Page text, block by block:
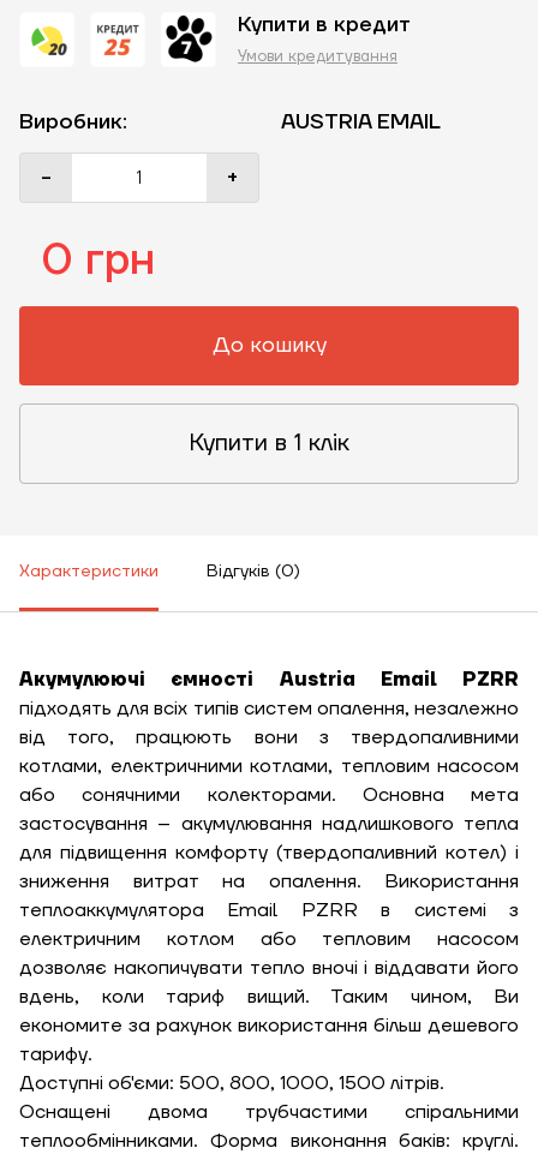
Купити в кредит
Умови кредитування
Виробник:
AUSTRIA EMAIL
-
+
0 грн
До кошику
Купити в 1 клік
Характеристики Відгуків (0)
Акумулюючі ємності Austria Email PZRR
підходять для всіх типів систем опалення, незалежно
від того, працюють вони з твердопаливними
котлами, електричними котлами, тепловим насосом
або сонячними колекторами. Основна мета
застосування – акумулювання надлишкового тепла
для підвищення комфорту (твердопаливний котел) і
зниження витрат на опалення. Використання
теплоаккумулятора Email PZRR в системі з
електричним котлом або тепловим насосом
дозволяє накопичувати тепло вночі і віддавати його
вдень, коли тариф вищий. Таким чином, Ви
економите за рахунок використання більш дешевого
тарифу.
Доступні об'єми: 500, 800, 1000, 1500 літрів.
Оснащені двома трубчастими спіральними
теплообмінниками. Форма виконання баків: круглі.
Висота, м
Замовити
ЗАМОВИТИ ПОСЛУГУ МОНТАЖУ
Кошик